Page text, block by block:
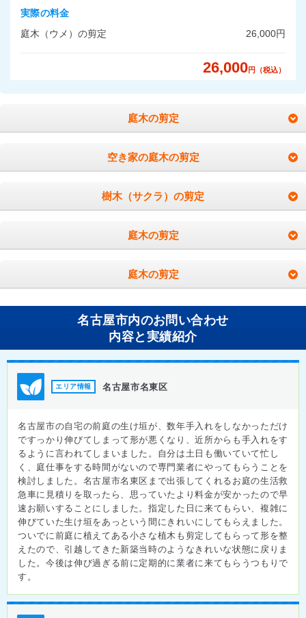
実際の料金
庭木（ウメ）の剪定
26,000円
26,000円（税込）
庭木の剪定
空き家の庭木の剪定
樹木（サクラ）の剪定
庭木の剪定
庭木の剪定
名古屋市内のお問い合わせ
内容と実績紹介
エリア情報 名古屋市名東区
名古屋市の自宅の前庭の生け垣が、数年手入れをしなかっただけ
ですっかり伸びてしまって形が悪くなり、近所からも手入れをす
るように言われてしまいました。自分は土日も働いていて忙し
く、庭仕事をする時間がないので専門業者にやってもらうことを
検討しました。名古屋市名東区まで出張してくれるお庭の生活救
急車に見積りを取ったら、思っていたより料金が安かったので早
速お願いすることにしました。指定した日に来てもらい、複雑に
伸びていた生け垣をあっという間にきれいにしてもらえました。
ついでに前庭に植えてある小さな植木も剪定してもらって形を整
えたので、引越してきた新築当時のようなきれいな状態に戻りま
した。今後は伸び過ぎる前に定期的に業者に来てもらうつもりで
す。